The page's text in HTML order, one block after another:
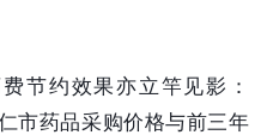
节约效果亦立竿见影：
市药品采购价格与前三年